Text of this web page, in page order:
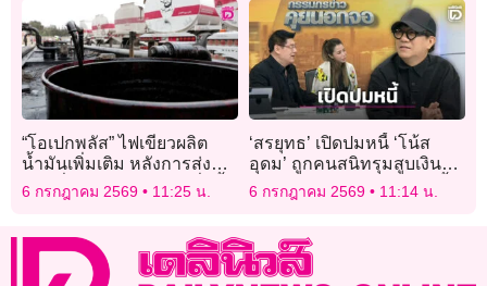
“โอเปกพลัส” ไฟเขียวผลิต
น้ำมันเพิ่มเติม หลังการส่ง
ออกที่ช่องแคบฮอร์มุซเริ่มฟื้น
6 กรกฎาคม 2569 11:25 น.
‘สรยุทธ’ เปิดปมหนี้ ‘โน้ส
อุดม’ ถูกคนสนิทรุมสูบเงิน
สูญนับร้อยล้าน ต้องล้างหนี้
นอกระบบในตุลาคมนี้!
6 กรกฎาคม 2569 11:14 น.